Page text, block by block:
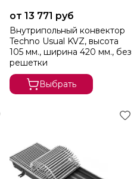
от 13 771 руб
Внутрипольный конвектор
Techno Usual KVZ, высота
105 мм., ширина 420 мм., без
решетки
Выбрать